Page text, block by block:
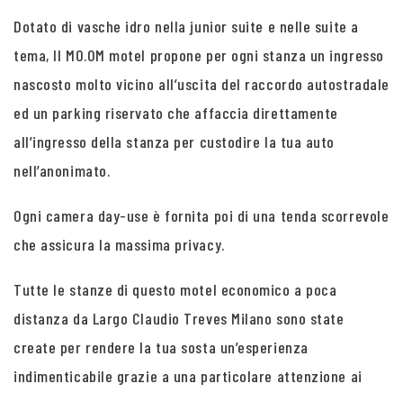
Dotato di vasche idro nella junior suite e nelle suite a
tema, Il MO.OM motel propone per ogni stanza un ingresso
nascosto molto vicino all’uscita del raccordo autostradale
ed un parking riservato che affaccia direttamente
all’ingresso della stanza per custodire la tua auto
nell’anonimato.
Ogni camera day-use è fornita poi di una tenda scorrevole
che assicura la massima privacy.
Tutte le stanze di questo motel economico a poca
distanza da Largo Claudio Treves Milano sono state
create per rendere la tua sosta un’esperienza
indimenticabile grazie a una particolare attenzione ai